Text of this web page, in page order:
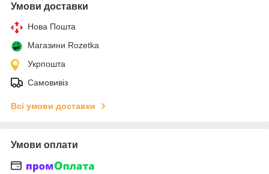
Умови доставки
Нова Пошта
Магазини Rozetka
Укрпошта
Самовивіз
Всі умови доставки
Умови оплати